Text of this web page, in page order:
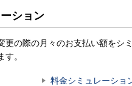
ション
更の際の月々のお支払い額をシ
す。
料金シミュレーショ